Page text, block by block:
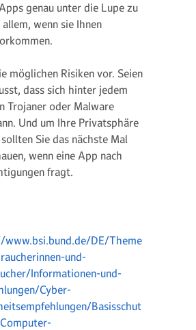
genau unter die Lupe zu
wenn sie Ihnen
möglichen Risiken vor. Seien
dass sich hinter jedem
Trojaner oder Malware
Und um Ihre Privatsphäre
Sie das nächste Mal
wenn eine App nach
fragt.
DE/Theme
und-
Informationen-und-
Cyber-
Basisschut